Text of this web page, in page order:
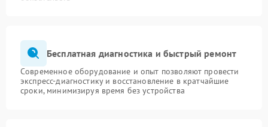
Бесплатная диагностика и быстрый ремонт
Современное оборудование и опыт позволяют провести
экспресс-диагностику и восстановление в кратчайшие
сроки, минимизируя время без устройства